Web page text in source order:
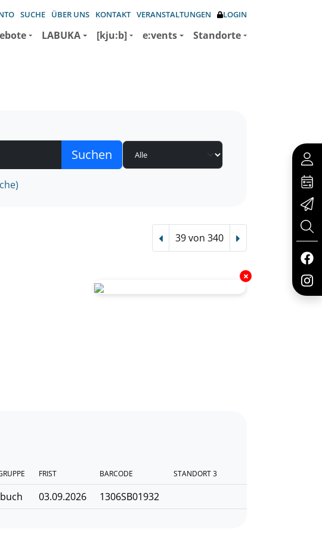
SUCHE ÜBER UNS KONTAKT VERANSTALTUNGEN LOGIN
LABUKA [kju:b] e:vents Standorte
Vorheriger Treffer
39 von 340 Nächster Treffer
FRIST BARCODE STANDORT 3
03.09.2026 1306SB01932